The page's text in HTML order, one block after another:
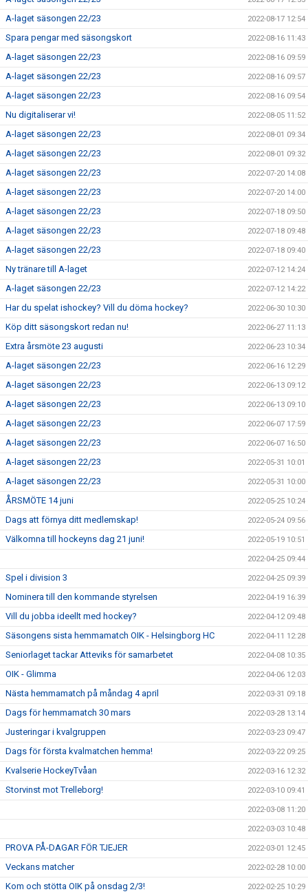
A-laget säsongen 22/23 2022-08-17 12:54
Spara pengar med säsongskort 2022-08-16 11:43
A-laget säsongen 22/23 2022-08-16 09:59
A-laget säsongen 22/23 2022-08-16 09:57
A-laget säsongen 22/23 2022-08-16 09:54
Nu digitaliserar vi! 2022-08-05 11:52
A-laget säsongen 22/23 2022-08-01 09:34
A-laget säsongen 22/23 2022-08-01 09:32
A-laget säsongen 22/23 2022-07-20 14:08
A-laget säsongen 22/23 2022-07-20 14:00
A-laget säsongen 22/23 2022-07-18 09:50
A-laget säsongen 22/23 2022-07-18 09:48
A-laget säsongen 22/23 2022-07-18 09:40
Ny tränare till A-laget 2022-07-12 14:24
A-laget säsongen 22/23 2022-07-12 14:22
Har du spelat ishockey? Vill du döma hockey? 2022-06-30 10:30
Köp ditt säsongskort redan nu! 2022-06-27 11:13
Extra årsmöte 23 augusti 2022-06-23 10:34
A-laget säsongen 22/23 2022-06-16 12:29
A-laget säsongen 22/23 2022-06-13 09:12
A-laget säsongen 22/23 2022-06-13 09:10
A-laget säsongen 22/23 2022-06-07 17:59
A-laget säsongen 22/23 2022-06-07 16:50
A-laget säsongen 22/23 2022-05-31 10:01
A-laget säsongen 22/23 2022-05-31 10:00
ÅRSMÖTE 14 juni 2022-05-25 10:24
Dags att förnya ditt medlemskap! 2022-05-24 09:56
Välkomna till hockeyns dag 21 juni! 2022-05-19 10:51
2022-04-25 09:44
Spel i division 3 2022-04-25 09:39
Nominera till den kommande styrelsen 2022-04-19 16:39
Vill du jobba ideellt med hockey? 2022-04-12 09:48
Säsongens sista hemmamatch OIK - Helsingborg HC 2022-04-11 12:28
Seniorlaget tackar Atteviks för samarbetet 2022-04-08 10:35
OIK - Glimma 2022-04-06 12:03
Nästa hemmamatch på måndag 4 april 2022-03-31 09:18
Dags för hemmamatch 30 mars 2022-03-28 13:14
Justeringar i kvalgruppen 2022-03-23 09:47
Dags för första kvalmatchen hemma! 2022-03-22 09:25
Kvalserie HockeyTvåan 2022-03-16 12:32
Storvinst mot Trelleborg! 2022-03-10 09:41
2022-03-08 11:20
2022-03-03 10:48
PROVA PÅ-DAGAR FÖR TJEJER 2022-03-01 12:45
Veckans matcher 2022-02-28 10:00
Kom och stötta OIK på onsdag 2/3! 2022-02-25 10:29